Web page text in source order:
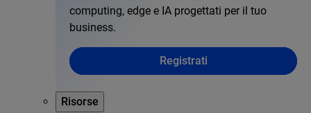
computing, edge e IA progettati per il tuo
business.
Registrati
Risorse